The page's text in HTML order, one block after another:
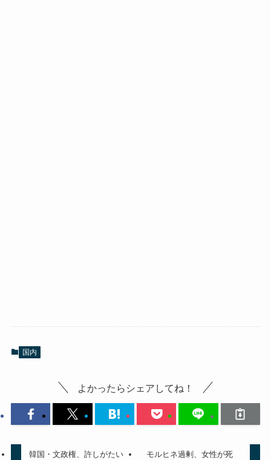
国内
よかったらシェアしてね！
韓国・文政権、許しがたい
モルヒネ過剰、女性が死